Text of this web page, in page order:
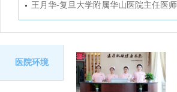
王月华-复旦大学附属华山医院主任医师
医院环境